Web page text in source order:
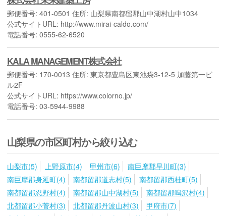
郵便番号: 401-0501 住所: 山梨県南都留郡山中湖村山中1034
公式サイトURL: http://www.mirai-caldo.com/
電話番号: 0555-62-6520
KALA MANAGEMENT株式会社
郵便番号: 170-0013 住所: 東京都豊島区東池袋3-12-5 加藤第一ビ
ル2F
公式サイトURL: https://www.colorno.jp/
電話番号: 03-5944-9988
山梨県の市区町村から絞り込む
山梨市(5) 上野原市(4) 甲州市(6)
南巨摩郡早川町(3)
南巨摩郡身延町(4)
南都留郡道志村(5)
南都留郡西桂町(5)
南都留郡忍野村(4)
南都留郡山中湖村(5)
南都留郡鳴沢村(4)
北都留郡小菅村(3)
北都留郡丹波山村(3)
甲府市(7)